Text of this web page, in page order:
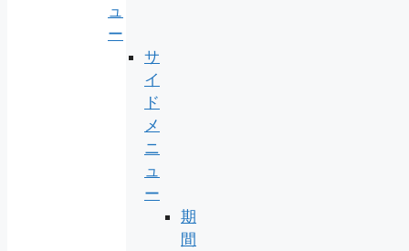
ュ
ー
サ
イ
ド
メ
ニ
ュ
ー
期
間